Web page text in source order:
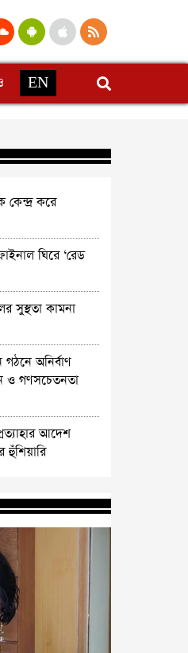
EN
কেন্দ্র করে
ঘিরে ‘রেড
সুস্থতা কামনা
অনির্বাণ
ও গণসচেতনতা
আদেশ
হুঁশিয়ারি